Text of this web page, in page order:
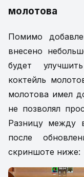
молотова
Помимо
внесено
будет
коктейль
молотова имел
не позволял
Разницу между
после
скриншоте ниже: